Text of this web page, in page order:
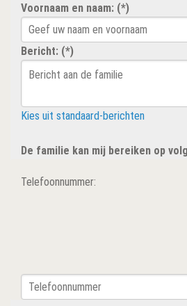
Voornaam en naam: (*)
Bericht: (*)
Kies uit standaard-berichten
De familie kan mij bereiken op
Telefoonnummer: